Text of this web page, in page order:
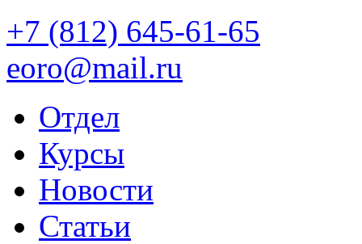
+7 (812) 645-61-65
eoro@mail.ru
Отдел
Курсы
Новости
Статьи